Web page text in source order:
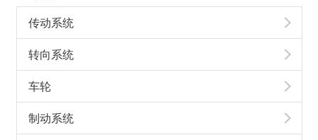
传动系统
转向系统
车轮
制动系统